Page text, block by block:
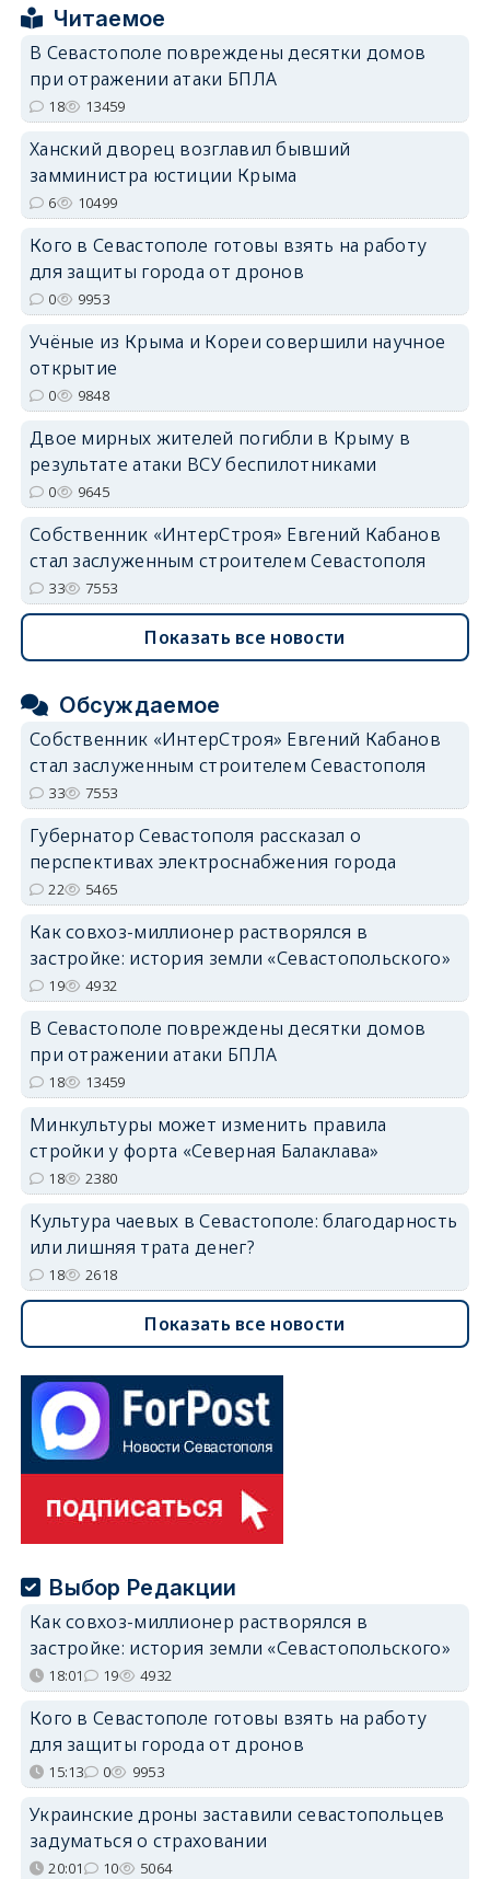
erid: 2SDnjdvhGXG
Читаемое
В Севастополе повреждены десятки домов
при отражении атаки БПЛА
18 13459
Ханский дворец возглавил бывший
замминистра юстиции Крыма
6 10499
Кого в Севастополе готовы взять на работу
для защиты города от дронов
0 9953
Учёные из Крыма и Кореи совершили научное
открытие
0 9848
Двое мирных жителей погибли в Крыму в
результате атаки ВСУ беспилотниками
0 9645
Собственник «ИнтерСтроя» Евгений Кабанов
стал заслуженным строителем Севастополя
33 7553
Показать все новости
Обсуждаемое
Собственник «ИнтерСтроя» Евгений Кабанов
стал заслуженным строителем Севастополя
33 7553
Губернатор Севастополя рассказал о
перспективах электроснабжения города
22 5465
Как совхоз-миллионер растворялся в
застройке: история земли «Севастопольского»
19 4932
В Севастополе повреждены десятки домов
при отражении атаки БПЛА
18 13459
Минкультуры может изменить правила
стройки у форта «Северная Балаклава»
18 2380
Культура чаевых в Севастополе: благодарность
или лишняя трата денег?
18 2618
Показать все новости
Выбор Редакции
Как совхоз-миллионер растворялся в
застройке: история земли «Севастопольского»
18:01 19 4932
Кого в Севастополе готовы взять на работу
для защиты города от дронов
15:13 0 9953
Украинские дроны заставили севастопольцев
задуматься о страховании
20:01 10 5064